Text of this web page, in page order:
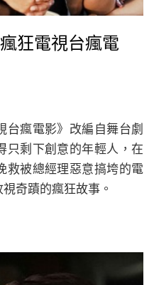
狂電視台瘋電
台瘋電影》改編自舞台劇
只剩下創意的年輕人，在
救被總經理惡意搞垮的電
奇蹟的瘋狂故事。